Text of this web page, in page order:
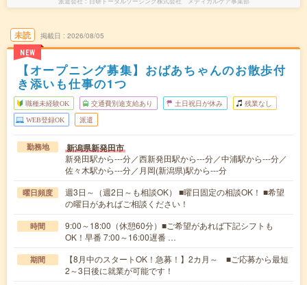
未読
NEW
掲載日 2026/08/05
【オープニング募集】おばあちゃんのお散歩付
き添いも仕事の1つ
職種未経験OK 交通費別途支給あり 土日祝日が休み 残業なし
WEB登録OK 派遣
勤務地 新潟県新発田市
新発田駅から---分／西新発田駅から---分／中浦駅から---分／
佐々木駅から---分／月岡(新潟県)駅から---分
曜日頻度
週3日～（週2日～も相談OK） ■曜日固定の相談OK！ ■希望
の曜日があればご相談ください！
時間
9:00～18:00（休憩60分）■ご希望があれば下記シフトも
OK！早番 7:00～16:00遅番 …
期間
【8月中のスタートOK！急募！】2カ月～ ■ご応募から最短
2～3日後に就業が可能です！